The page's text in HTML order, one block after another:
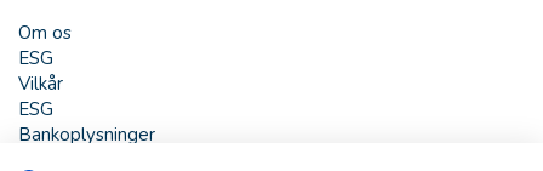
Om os
ESG
Vilkår
ESG
Bankoplysninger